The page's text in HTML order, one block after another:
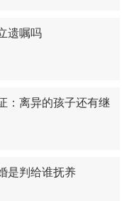
遗嘱吗
：离异的孩子还有继
是判给谁抚养